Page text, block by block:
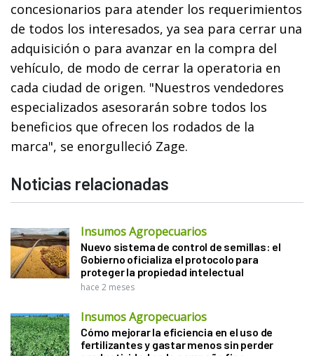
concesionarios para atender los requerimientos
de todos los interesados, ya sea para cerrar una
adquisición o para avanzar en la compra del
vehículo, de modo de cerrar la operatoria en
cada ciudad de origen. "Nuestros vendedores
especializados asesorarán sobre todos los
beneficios que ofrecen los rodados de la
marca", se enorgulleció Zage.
Noticias relacionadas
Insumos Agropecuarios
Nuevo sistema de control de semillas: el
Gobierno oficializa el protocolo para
proteger la propiedad intelectual
hace 2 meses
Insumos Agropecuarios
Cómo mejorar la eficiencia en el uso de
fertilizantes y gastar menos sin perder